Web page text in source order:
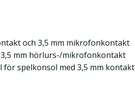
och 3,5 mm mikrofonkontakt
mm hörlurs-/mikrofonkontakt
för spelkonsol med 3,5 mm kontakt